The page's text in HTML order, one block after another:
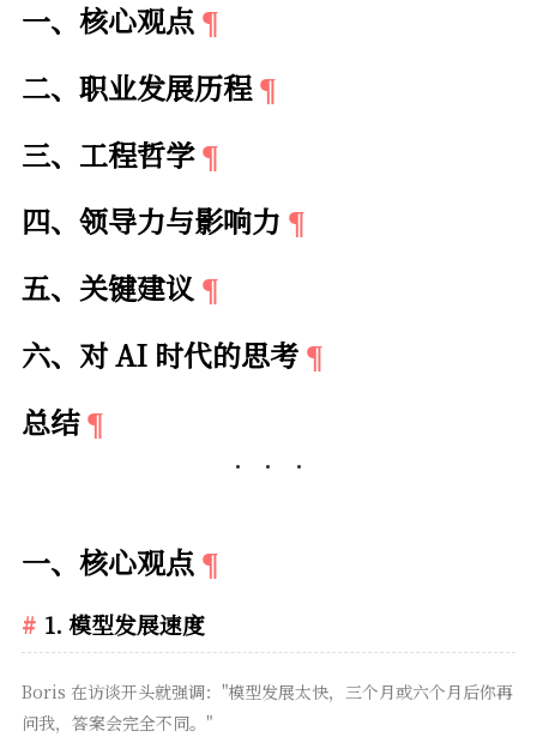
一、核心观点
二、职业发展历程
三、工程哲学
四、领导力与影响力
五、关键建议
六、对 AI 时代的思考
总结
一、核心观点
1. 模型发展速度
Boris 在访谈开头就强调："模型发展太快，三个月或六个月后你再
问我，答案会完全不同。"